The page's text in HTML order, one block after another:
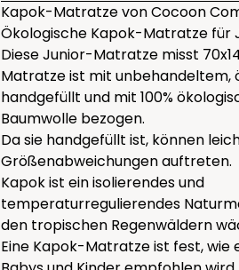
Kapok-Matratze von Cocoon
Ökologische Kapok-Matratze für
Diese Junior-Matratze misst
Matratze ist mit unbehandeltem,
handgefüllt und mit 100%
Baumwolle bezogen.
Da sie handgefüllt ist, können
Größenabweichungen auftreten.
Kapok ist ein isolierendes und
temperaturregulierendes
den tropischen Regenwäldern
Eine Kapok-Matratze ist fest, wie